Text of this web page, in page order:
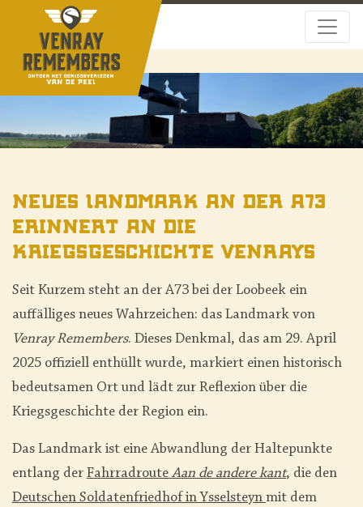
Neues Landmark an der A73
erinnert an die
Kriegsgeschichte Venrays
Seit Kurzem steht an der A73 bei der Loobeek ein
auffälliges neues Wahrzeichen: das Landmark von
Venray Remembers. Dieses Denkmal, das am 29. April
2025 offiziell enthüllt wurde, markiert einen historisch
bedeutsamen Ort und lädt zur Reflexion über die
Kriegsgeschichte der Region ein.
Das Landmark ist eine Abwandlung der Haltepunkte
entlang der Fahrradroute Aan de andere kant, die den
Deutschen Soldatenfriedhof in Ysselsteyn mit dem